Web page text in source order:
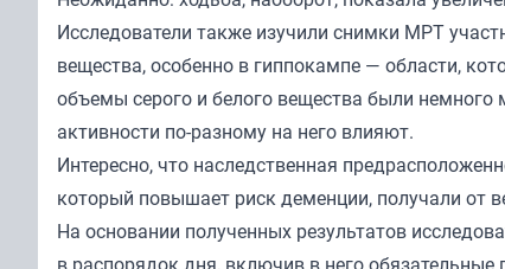
Исследователи также изучили снимки МРТ
вещества, особенно в гиппокампе — области,
объемы серого и белого вещества были немного
активности по-разному на него влияют.
Интересно, что наследственная
который повышает риск деменции, получали от
На основании полученных результатов